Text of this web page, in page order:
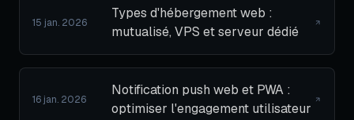
15 jan. 2026
Types d'hébergement web :
mutualisé, VPS et serveur dédié
16 jan. 2026
Notification push web et PWA :
optimiser l'engagement utilisateur